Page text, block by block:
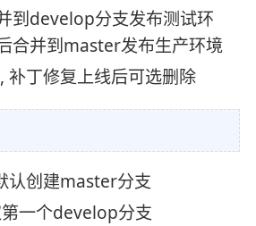
到develop分支发布测试环
合并到master发布生产环境
补丁修复上线后可选删除
认创建master分支
一个develop分支